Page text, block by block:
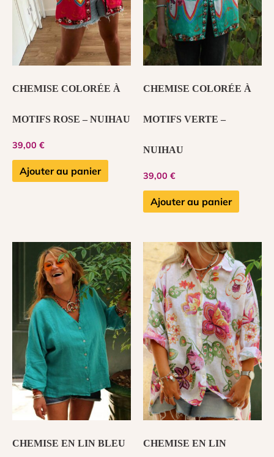
CHEMISE COLORÉE À
MOTIFS ROSE – NUIHAU
39,00 €
Ajouter au panier
CHEMISE COLORÉE À
MOTIFS VERTE –
NUIHAU
39,00 €
Ajouter au panier
CHEMISE EN LIN BLEU CHEMISE EN LIN